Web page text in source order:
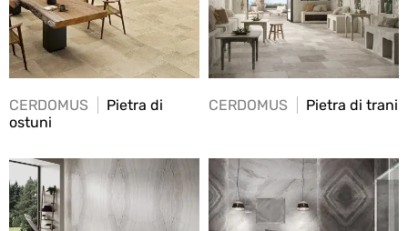
CERDOMUS
Pietra di
ostuni
CERDOMUS Pietra di trani